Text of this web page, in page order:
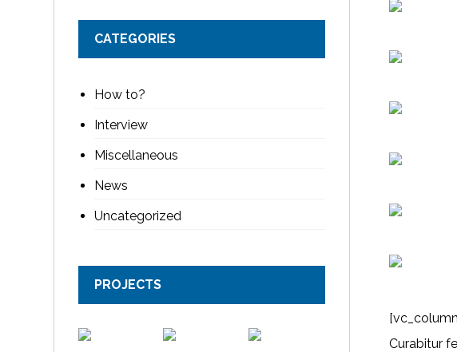
Curabitur
CATEGORIES
How to?
Interview
Miscellaneous
News
Uncategorized
PROJECTS